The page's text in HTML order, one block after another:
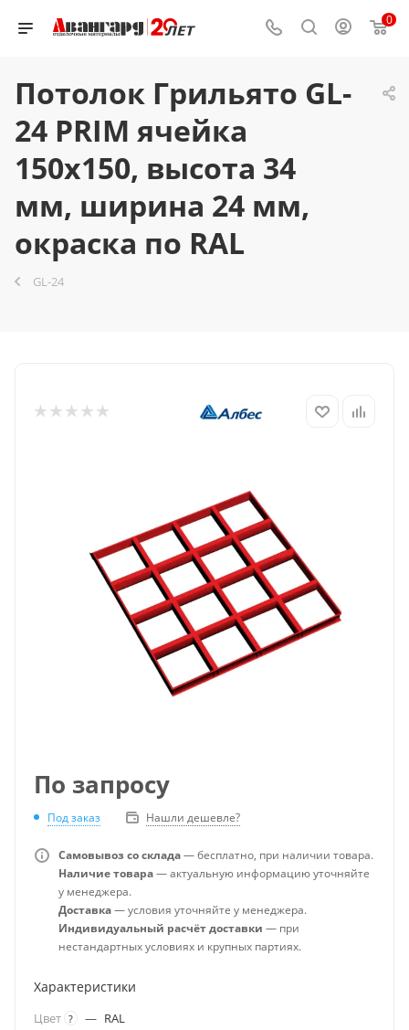
0
Потолок Грильято GL-
24 PRIM ячейка
150x150, высота 34
мм, ширина 24 мм,
окраска по RAL
GL-24
По запросу
Под заказ Нашли дешевле?
Самовывоз со склада— бесплатно, при наличии товара.
Наличие товара— актуальную информацию уточняйте
у менеджера.
Доставка— условия уточняйте у менеджера.
Индивидуальный расчёт доставки — при
нестандартных условиях и крупных партиях.
Характеристики
Цвет ? — RAL